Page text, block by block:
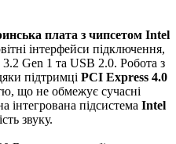
плата з чипсетом Intel
інтерфейси підключення,
Gen 1 та USB 2.0. Робота з
підтримці PCI Express 4.0
що не обмежує сучасні
інтегрована підсистема Intel
звуку.